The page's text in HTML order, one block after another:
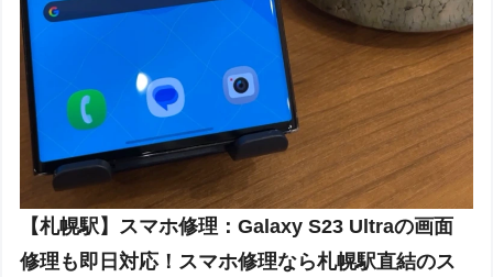
【札幌駅】スマホ修理：Galaxy S23 Ultraの画面
修理も即日対応！スマホ修理なら札幌駅直結のス